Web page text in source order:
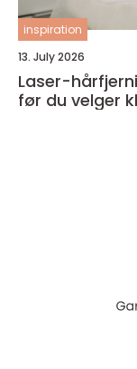
inspiration
13. July 2026
Laser-
før du velger